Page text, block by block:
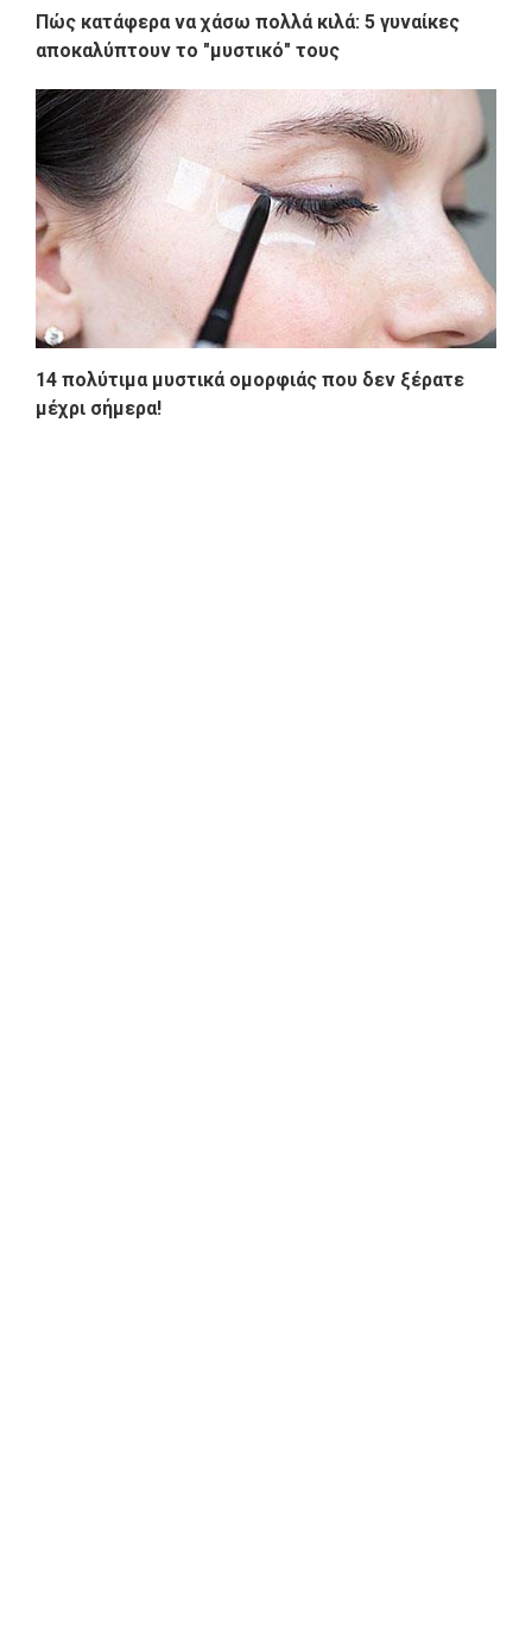
Πώς κατάφερα να χάσω πολλά κιλά: 5 γυναίκες
αποκαλύπτουν το "μυστικό" τους
14 πολύτιμα μυστικά ομορφιάς που δεν ξέρατε
μέχρι σήμερα!